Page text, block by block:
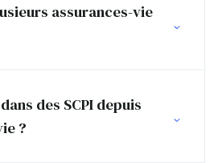
assurances-vie
des SCPI depuis
?